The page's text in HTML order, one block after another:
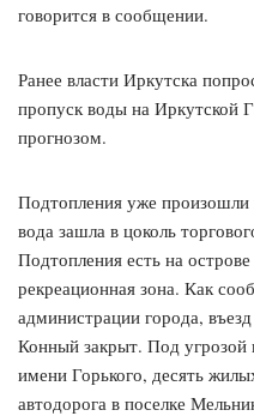
говорится в сообщении.
Ранее власти Иркутска
пропуск воды на Иркутской
прогнозом.
Подтопления уже произошли
вода зашла в цоколь
Подтопления есть на
рекреационная зона. Как
администрации города,
Конный закрыт. Под угрозой
имени Горького, десять
автодорога в поселке